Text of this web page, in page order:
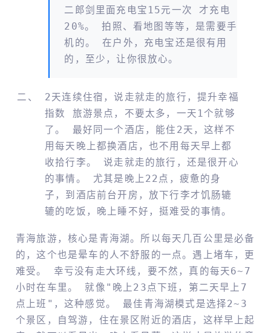
二郎剑里面充电宝15元一次 才充电
20%。 拍照、看地图等等，是需要手
机的。 在户外，充电宝还是很有用
的，至少，让你很放心。
2天连续住宿，说走就走的旅行，提升幸福
指数 旅游景点，不要太多，一天1个就够
了。 最好同一个酒店，能住2天，这样不
用每天晚上都换酒店，也不用每天早上都
收拾行李。 说走就走的旅行，还是很开心
的事情。 尤其是晚上22点，疲惫的身
子，到酒店前台开房，放下行李才饥肠辘
辘的吃饭，晚上睡不好，挺难受的事情。
青海旅游，核心是青海湖。所以每天几百公里是必备
的，这个也是晕车的人不舒服的一点。遇上堵车，更
难受。 幸亏没有走大环线，要不然，真的每天6~7
小时在车里。 就像"晚上23点下班，第二天早上7
点上班"，这种感觉。 最佳青海湖模式是选择2~3
个景区，自驾游，住在景区附近的酒店，这样早上起